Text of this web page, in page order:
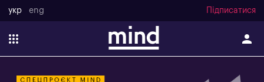
укр eng Підписатися